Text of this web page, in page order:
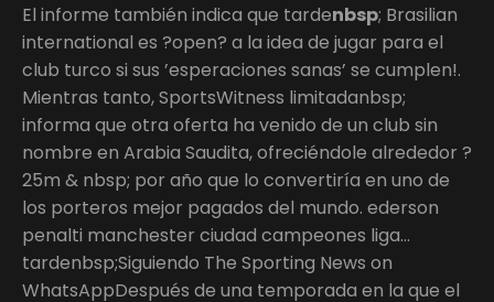
El informe también indica que tardenbsp; Brasilian
international es ?open? a la idea de jugar para el
club turco si sus ’esperaciones sanas’ se cumplen!.
Mientras tanto, SportsWitness limitadanbsp;
informa que otra oferta ha venido de un club sin
nombre en Arabia Saudita, ofreciéndole alrededor ?
25m & nbsp; por año que lo convertiría en uno de
los porteros mejor pagados del mundo. ederson
penalti manchester ciudad campeones liga…
tardenbsp;Siguiendo The Sporting News on
WhatsAppDespués de una temporada en la que el